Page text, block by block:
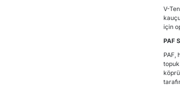
V-
için
PAF
PAF,